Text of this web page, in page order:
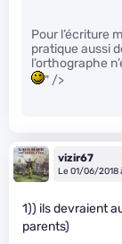
Pour l’écriture
pratique aussi
l’orthographe
" />
vizir67
Le 01/06/2018
1)) ils devraient
parents)